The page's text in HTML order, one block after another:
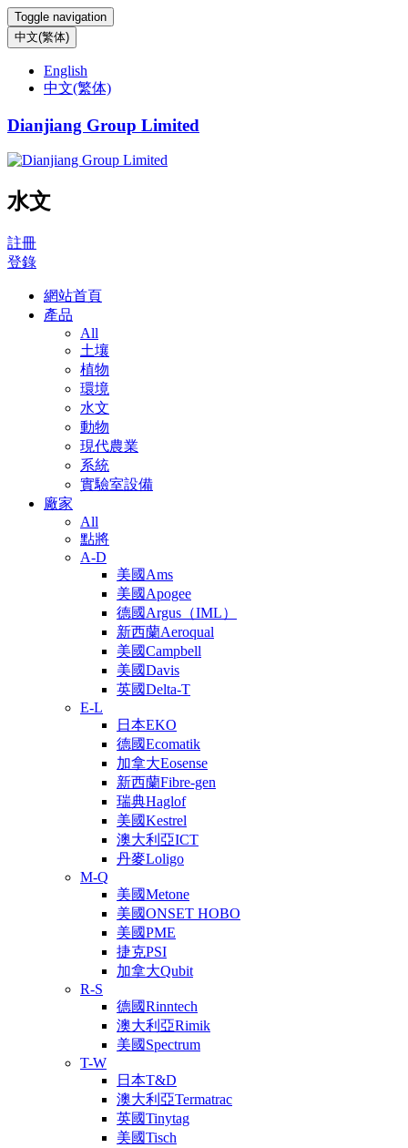
Toggle navigation
中文(繁体)
English
中文(繁体)
Dianjiang Group Limited
水文
註冊
登錄
網站首頁
產品
All
土壤
植物
環境
水文
動物
現代農業
系統
實驗室設備
廠家
All
點將
A-D
美國Ams
美國Apogee
德國Argus（IML）
新西蘭Aeroqual
美國Campbell
美國Davis
英國Delta-T
E-L
日本EKO
德國Ecomatik
加拿大Eosense
新西蘭Fibre-gen
瑞典Haglof
美國Kestrel
澳大利亞ICT
丹麥Loligo
M-Q
美國Metone
美國ONSET HOBO
美國PME
捷克PSI
加拿大Qubit
R-S
德國Rinntech
澳大利亞Rimik
美國Spectrum
T-W
日本T&D
澳大利亞Termatrac
英國Tinytag
美國Tisch